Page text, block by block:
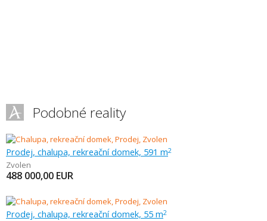
Podobné reality
Prodej, chalupa, rekreační domek, 591 m2
Zvolen
488 000,00 EUR
Prodej, chalupa, rekreační domek, 55 m2